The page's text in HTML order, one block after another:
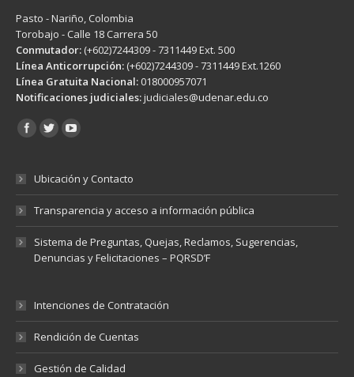
Pasto - Nariño, Colombia
Torobajo - Calle 18 Carrera 50
Conmutador: (+602)7244309 - 7311449 Ext. 500
Línea Anticorrupción: (+602)7244309 - 7311449 Ext.1260
Línea Gratuita Nacional: 018000957071
Notificaciones judiciales:judiciales@udenar.edu.co
Encuéntranos en:
Ubicación y Contacto
Transparencia y acceso a información pública
Sistema de Preguntas, Quejas, Reclamos, Sugerencias,
Denuncias y Felicitaciones – PQRSD’F
Intenciones de Contratación
Rendición de Cuentas
Gestión de Calidad